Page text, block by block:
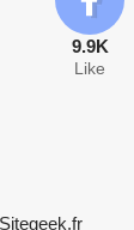
9.9K
Like